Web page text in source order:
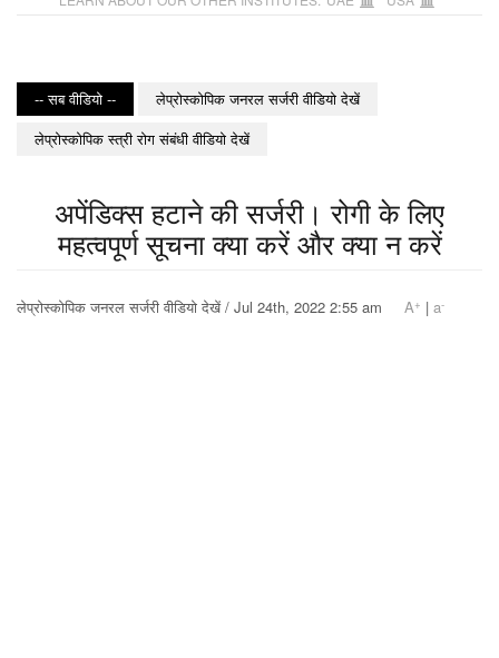
-- सब वीडियो --
लेप्रोस्कोपिक जनरल सर्जरी वीडियो देखें
लेप्रोस्कोपिक स्त्री रोग संबंधी वीडियो देखें
अपेंडिक्स हटाने की सर्जरी। रोगी के लिए
महत्वपूर्ण सूचना क्या करें और क्या न करें
लेप्रोस्कोपिक जनरल सर्जरी वीडियो देखें / Jul 24th, 2022 2:55 am A+ | a-